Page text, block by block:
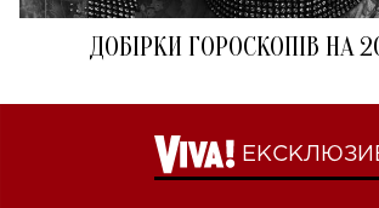
ДОБІРКИ ГОРОСКОПІВ НА